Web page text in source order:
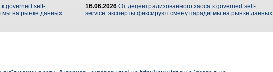
governed self-
на рынке данных
16.06.2026 От децентрализованного хаоса к governed self-
service: эксперты фиксируют смену парадигмы на рынке данных